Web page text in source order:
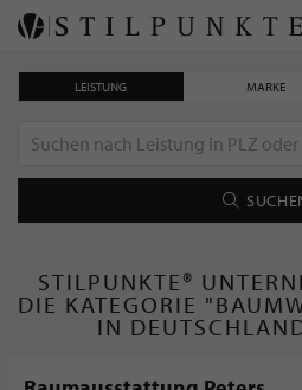
LEISTUNG MARKE
STILPUNKTE®
DIE KATEGORIE
IN